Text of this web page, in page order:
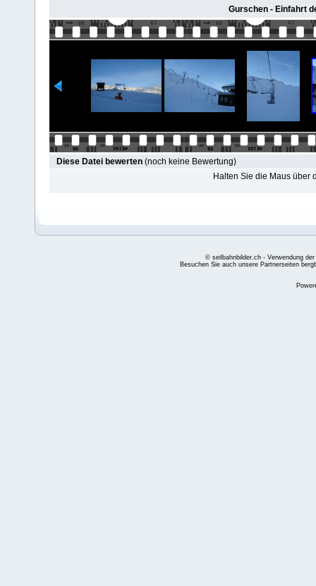
Gurschen - Einfahrt
Diese Datei bewerten (noch keine Bewertung)
Halten Sie die Maus über
© seilbahnbilder.ch - Verwendung
Besuchen Sie auch unsere Partnerseiten